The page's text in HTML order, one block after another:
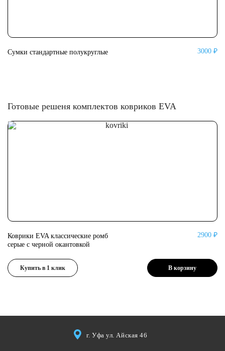
Сумки стандартные полукруглые 3000 ₽
Готовые решеня комплектов ковриков EVA
Коврики EVA классические ромб
серые с черной окантовкой
2900 ₽
Купить в 1 клик В корзину
г. Уфа ул. Айская 46